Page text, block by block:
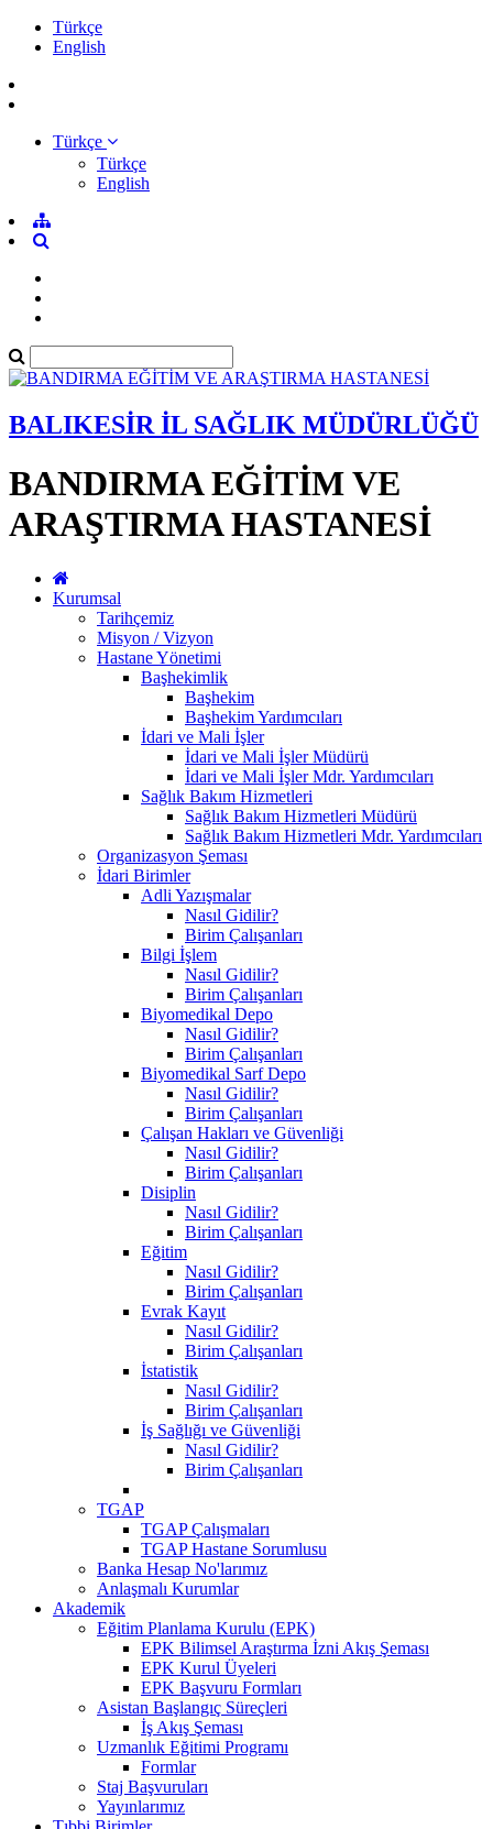
Türkçe
English
Türkçe
Türkçe
English
BALIKESİR İL SAĞLIK MÜDÜRLÜĞÜ
BANDIRMA EĞİTİM VE
ARAŞTIRMA HASTANESİ
Kurumsal
Tarihçemiz
Misyon / Vizyon
Hastane Yönetimi
Başhekimlik
Başhekim
Başhekim Yardımcıları
İdari ve Mali İşler
İdari ve Mali İşler Müdürü
İdari ve Mali İşler Mdr. Yardımcıları
Sağlık Bakım Hizmetleri
Sağlık Bakım Hizmetleri Müdürü
Sağlık Bakım Hizmetleri Mdr. Yardımcıları
Organizasyon Şeması
İdari Birimler
Adli Yazışmalar
Nasıl Gidilir?
Birim Çalışanları
Bilgi İşlem
Nasıl Gidilir?
Birim Çalışanları
Biyomedikal Depo
Nasıl Gidilir?
Birim Çalışanları
Biyomedikal Sarf Depo
Nasıl Gidilir?
Birim Çalışanları
Çalışan Hakları ve Güvenliği
Nasıl Gidilir?
Birim Çalışanları
Disiplin
Nasıl Gidilir?
Birim Çalışanları
Eğitim
Nasıl Gidilir?
Birim Çalışanları
Evrak Kayıt
Nasıl Gidilir?
Birim Çalışanları
İstatistik
Nasıl Gidilir?
Birim Çalışanları
İş Sağlığı ve Güvenliği
Nasıl Gidilir?
Birim Çalışanları
TGAP
TGAP Çalışmaları
TGAP Hastane Sorumlusu
Banka Hesap No'larımız
Anlaşmalı Kurumlar
Akademik
Eğitim Planlama Kurulu (EPK)
EPK Bilimsel Araştırma İzni Akış Şeması
EPK Kurul Üyeleri
EPK Başvuru Formları
Asistan Başlangıç Süreçleri
İş Akış Şeması
Uzmanlık Eğitimi Programı
Formlar
Staj Başvuruları
Yayınlarımız